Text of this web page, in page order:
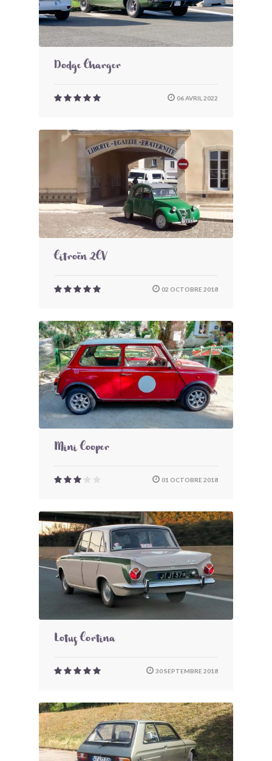
Dodge Charger
06 AVRIL 2022
Citroën 2CV
02 OCTOBRE 2018
Mini Cooper
01 OCTOBRE 2018
Lotus Cortina
30 SEPTEMBRE 2018